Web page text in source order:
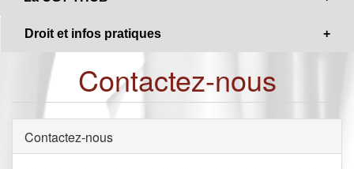
Droit et infos pratiques
Contactez-nous
Contactez-nous